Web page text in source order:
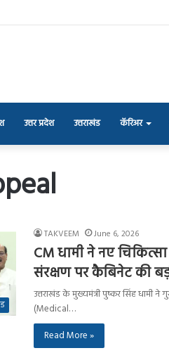
उत्तर प्रदेश उत्तराखंड कॅरिअर
TAKVEEM June 6, 2026
CM धामी ने नए
संरक्षण पर कैबिनेट की
उत्तराखंड के मुख्यमंत्री पुष्कर सिंह धामी
(Medical…
Read More »